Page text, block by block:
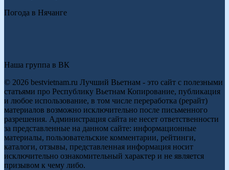
Погода в Нячанге
Наша группа в ВК
© 2026 bestvietnam.ru Лучший Вьетнам - это сайт с полезными
статьями про Республику Вьетнам Копирование, публикация
и любое использование, в том числе переработка (рерайт)
материалов возможно исключительно после письменного
разрешения. Администрация сайта не несет ответственности
за представленные на данном сайте: информационные
материалы, пользовательские комментарии, рейтинги,
каталоги, отзывы, представленная информация носит
исключительно ознакомительный характер и не является
призывом к чему либо.